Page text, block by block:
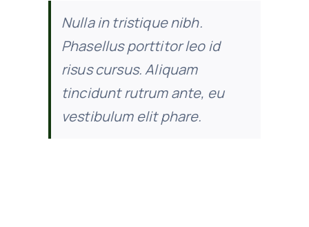
Nulla in tristique nibh.
Phasellus porttitor leo id
risus cursus. Aliquam
tincidunt rutrum ante, eu
vestibulum elit phare.